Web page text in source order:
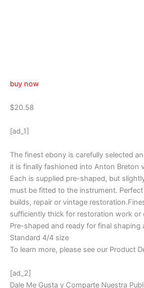
buy now
$20.58
[ad_1]
The finest ebony is carefully selected
it is finally fashioned into Anton Breton
Each is supplied pre-shaped, but
must be fitted to the instrument.
builds, repair or vintage
sufficiently thick for restoration work or
Pre-shaped and ready for final shaping
Standard 4/4 size
To learn more, please see our Product
[ad_2]
Dale Me Gusta y Comparte Nuestra